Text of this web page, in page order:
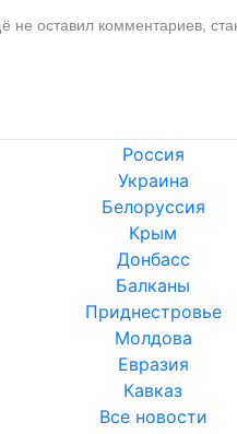
не оставил комментариев,
Россия
Украина
Белоруссия
Крым
Донбасс
Балканы
Приднестровье
Молдова
Евразия
Кавказ
Все новости